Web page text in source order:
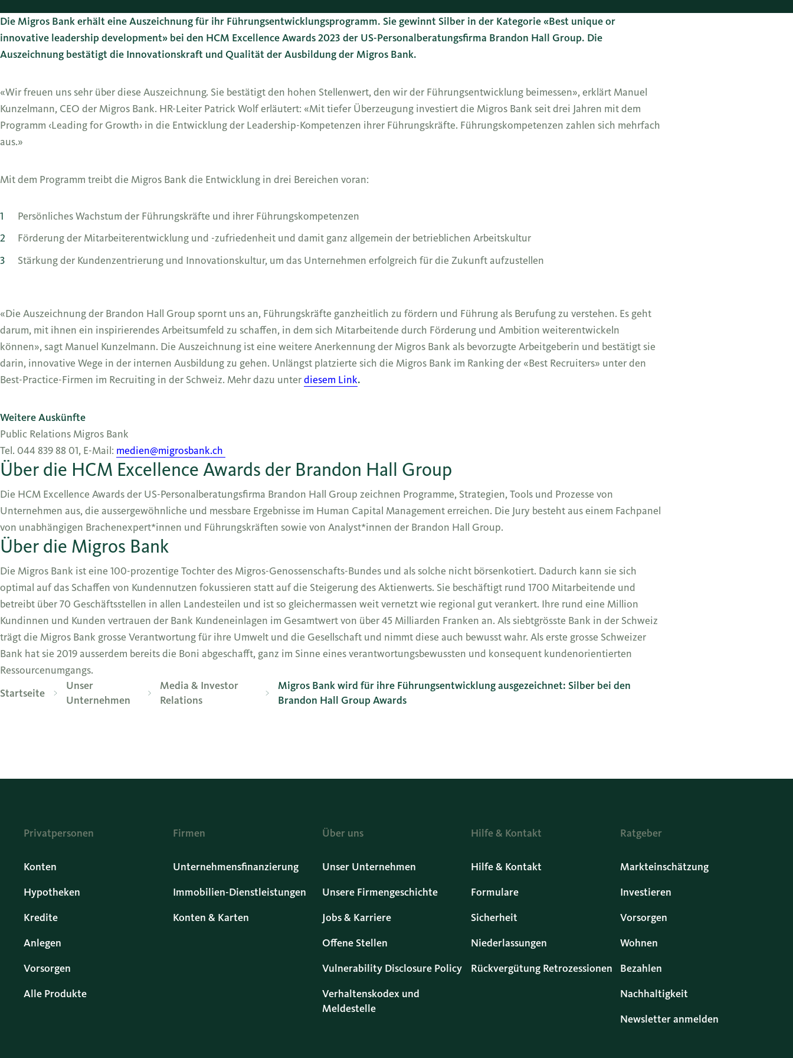
Die Migros Bank erhält eine Auszeichnung für ihr Führungsentwicklungsprogramm. Sie gewinnt Silber in der Kategorie «Best unique or
innovative leadership development» bei den HCM Excellence Awards 2023 der US-Personalberatungsfirma Brandon Hall Group. Die
Auszeichnung bestätigt die Innovationskraft und Qualität der Ausbildung der Migros Bank.
«Wir freuen uns sehr über diese Auszeichnung. Sie bestätigt den hohen Stellenwert, den wir der Führungsentwicklung beimessen», erklärt Manuel
Kunzelmann, CEO der Migros Bank. HR-Leiter Patrick Wolf erläutert: «Mit tiefer Überzeugung investiert die Migros Bank seit drei Jahren mit dem
Programm ‹Leading for Growth› in die Entwicklung der Leadership-Kompetenzen ihrer Führungskräfte. Führungskompetenzen zahlen sich mehrfach
aus.»
Mit dem Programm treibt die Migros Bank die Entwicklung in drei Bereichen voran:
Persönliches Wachstum der Führungskräfte und ihrer Führungskompetenzen
Förderung der Mitarbeiterentwicklung und -zufriedenheit und damit ganz allgemein der betrieblichen Arbeitskultur
Stärkung der Kundenzentrierung und Innovationskultur, um das Unternehmen erfolgreich für die Zukunft aufzustellen
«Die Auszeichnung der Brandon Hall Group spornt uns an, Führungskräfte ganzheitlich zu fördern und Führung als Berufung zu verstehen. Es geht
darum, mit ihnen ein inspirierendes Arbeitsumfeld zu schaffen, in dem sich Mitarbeitende durch Förderung und Ambition weiterentwickeln
können», sagt Manuel Kunzelmann. Die Auszeichnung ist eine weitere Anerkennung der Migros Bank als bevorzugte Arbeitgeberin und bestätigt sie
darin, innovative Wege in der internen Ausbildung zu gehen. Unlängst platzierte sich die Migros Bank im Ranking der «Best Recruiters» unter den
Best-Practice-Firmen im Recruiting in der Schweiz. Mehr dazu unterdiesem Link.
Weitere Auskünfte
Public Relations Migros Bank
Tel. 044 839 88 01, E-Mail: medien@migrosbank.ch
Über die HCM Excellence Awards der Brandon Hall Group
Die HCM Excellence Awards der US-Personalberatungsfirma Brandon Hall Group zeichnen Programme, Strategien, Tools und Prozesse von
Unternehmen aus, die aussergewöhnliche und messbare Ergebnisse im Human Capital Management erreichen. Die Jury besteht aus einem Fachpanel
von unabhängigen Brachenexpert*innen und Führungskräften sowie von Analyst*innen der Brandon Hall Group.
Über die Migros Bank
Die Migros Bank ist eine 100-prozentige Tochter des Migros-Genossenschafts-Bundes und als solche nicht börsenkotiert. Dadurch kann sie sich
optimal auf das Schaffen von Kundennutzen fokussieren statt auf die Steigerung des Aktienwerts. Sie beschäftigt rund 1700 Mitarbeitende und
betreibt über 70 Geschäftsstellen in allen Landesteilen und ist so gleichermassen weit vernetzt wie regional gut verankert. Ihre rund eine Million
Kundinnen und Kunden vertrauen der Bank Kundeneinlagen im Gesamtwert von über 45 Milliarden Franken an. Als siebtgrösste Bank in der Schweiz
trägt die Migros Bank grosse Verantwortung für ihre Umwelt und die Gesellschaft und nimmt diese auch bewusst wahr. Als erste grosse Schweizer
Bank hat sie 2019 ausserdem bereits die Boni abgeschafft, ganz im Sinne eines verantwortungsbewussten und konsequent kundenorientierten
Ressourcenumgangs.
Startseite
Unser
Unternehmen
Media & Investor
Relations
Migros Bank wird für ihre Führungsentwicklung ausgezeichnet: Silber bei den
Brandon Hall Group Awards
Privatpersonen
Konten
Hypotheken
Kredite
Anlegen
Vorsorgen
Alle Produkte
Firmen
Unternehmensfinanzierung
Immobilien-Dienstleistungen
Konten & Karten
Über uns
Unser Unternehmen
Unsere Firmengeschichte
Jobs & Karriere
Offene Stellen
Vulnerability Disclosure Policy
Verhaltenskodex und
Meldestelle
Hilfe & Kontakt
Hilfe & Kontakt
Formulare
Sicherheit
Niederlassungen
Rückvergütung Retrozessionen
Ratgeber
Markteinschätzung
Investieren
Vorsorgen
Wohnen
Bezahlen
Nachhaltigkeit
Newsletter anmelden